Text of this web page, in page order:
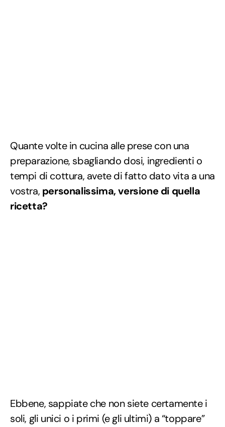
Quante volte in cucina alle prese con una
preparazione, sbagliando dosi, ingredienti o
tempi di cottura, avete di fatto dato vita a una
vostra, personalissima, versione di quella
ricetta?
Ebbene, sappiate che non siete certamente i
soli, gli unici o i primi (e gli ultimi) a “toppare”